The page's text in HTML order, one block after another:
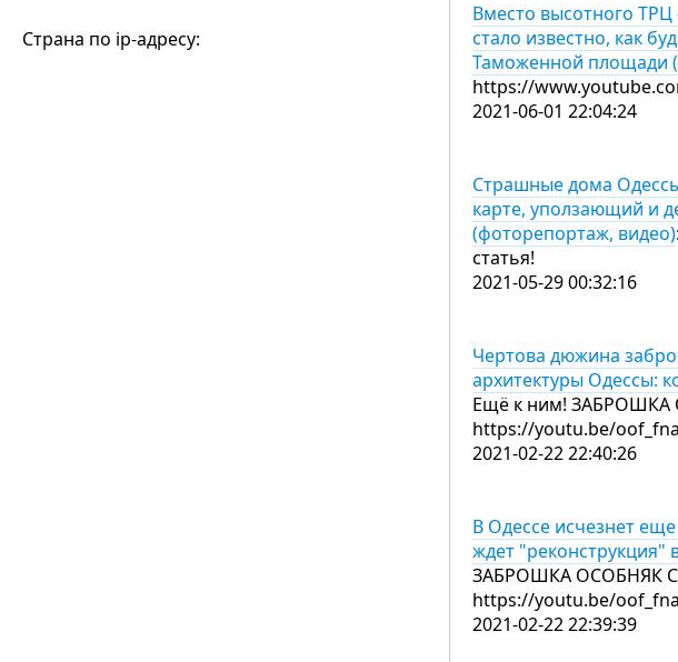
Страна по ip-адресу:
Вместо высотного
стало известно, как
Таможенной площади
https://
2021-06-01 22:04:24
Страшные дома
карте, уползающий и
(фоторепортаж, видео)
статья!
2021-05-29 00:32:16
Чертова дюжина
архитектуры Одессы:
Ещё к ним!
https://youtu.be/
2021-02-22 22:40:26
В Одессе исчезнет
ждет
ЗАБРОШКА ОСОБНЯК
https://youtu.be/
2021-02-22 22:39:39